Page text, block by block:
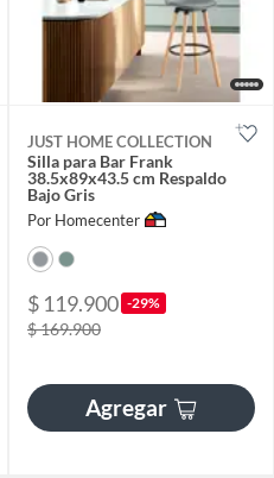
JUST HOME COLLECTION
Silla para Bar Frank
38.5x89x43.5 cm Respaldo
Bajo Gris
Por Homecenter
$ 119.900 -29%
$ 169.900
Agregar